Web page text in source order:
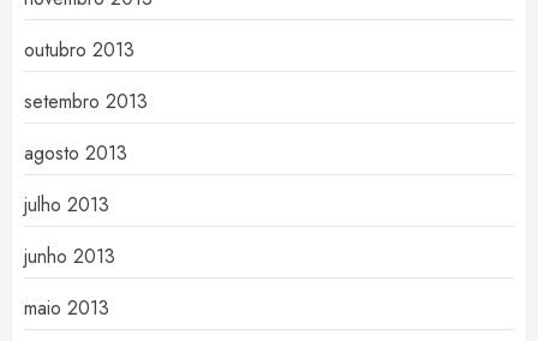
outubro 2013
setembro 2013
agosto 2013
julho 2013
junho 2013
maio 2013